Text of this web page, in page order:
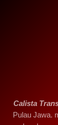
Calista
Pulau Jawa.